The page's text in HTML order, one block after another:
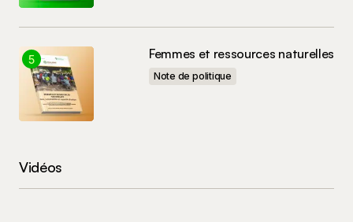
Femmes et ressources naturelles
Note de politique
Vidéos